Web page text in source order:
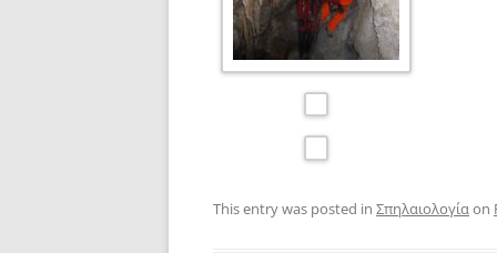
This entry was posted in Σπηλαιολογίαon